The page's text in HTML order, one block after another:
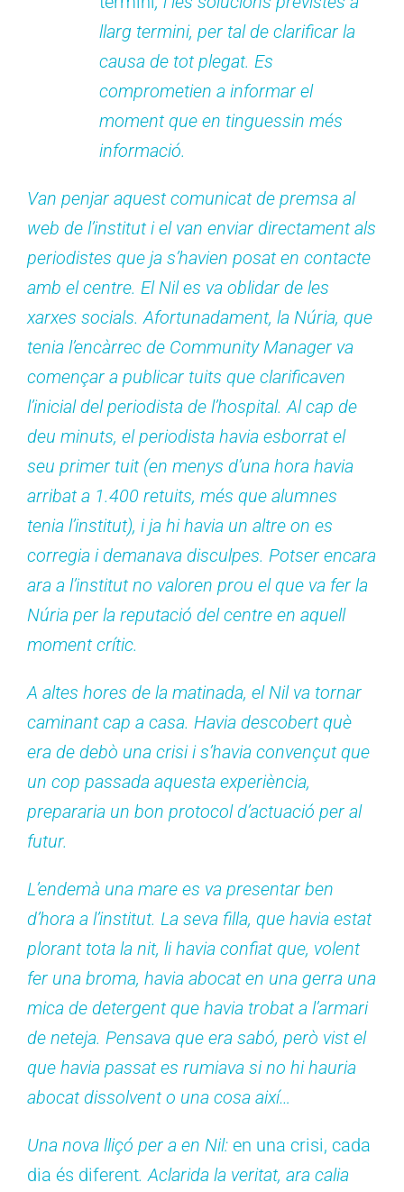
llarg termini, per tal de clarificar la
causa de tot plegat. Es
comprometien a informar el
moment que en tinguessin més
informació.
Van penjar aquest comunicat de premsa al
web de l’institut i el van enviar directament als
periodistes que ja s’havien posat en contacte
amb el centre. El Nil es va oblidar de les
xarxes socials. Afortunadament, la Núria, que
tenia l’encàrrec de Community Manager va
començar a publicar tuits que clarificaven
l’inicial del periodista de l’hospital. Al cap de
deu minuts, el periodista havia esborrat el
seu primer tuit (en menys d’una hora havia
arribat a 1.400 retuits, més que alumnes
tenia l’institut), i ja hi havia un altre on es
corregia i demanava disculpes. Potser encara
ara a l’institut no valoren prou el que va fer la
Núria per la reputació del centre en aquell
moment crític.
A altes hores de la matinada, el Nil va tornar
caminant cap a casa. Havia descobert què
era de debò una crisi i s’havia convençut que
un cop passada aquesta experiència,
prepararia un bon protocol d’actuació per al
futur.
L’endemà una mare es va presentar ben
d’hora a l’institut. La seva filla, que havia estat
plorant tota la nit, li havia confiat que, volent
fer una broma, havia abocat en una gerra una
mica de detergent que havia trobat a l’armari
de neteja. Pensava que era sabó, però vist el
que havia passat es rumiava si no hi hauria
abocat dissolvent o una cosa així…
Una nova lliçó per a en Nil: en una crisi, cada
dia és diferent. Aclarida la veritat, ara calia